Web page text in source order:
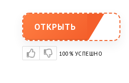
ОТКРЫТЬ
100% УСПЕШНО